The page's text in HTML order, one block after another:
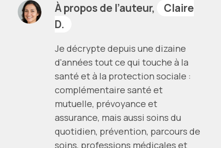
À propos de l’auteur,
Claire
D.
Je décrypte depuis une dizaine
d'années tout ce qui touche à la
santé et à la protection sociale :
complémentaire santé et
mutuelle, prévoyance et
assurance, mais aussi soins du
quotidien, prévention, parcours de
soins, professions médicales et